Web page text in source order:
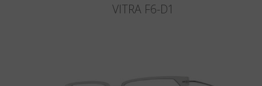
VITRA F6-D1